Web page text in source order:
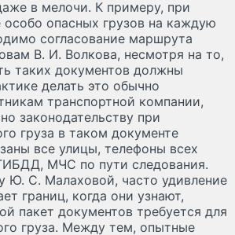
в мелочи. К примеру, при
особо опасных грузов на каждую
согласование маршрута
В. И. Волкова, несмотря на то,
таких документов должны
делать это обычно
транспортной компании,
законодательству при
груза в таком документе
все улицы, телефоны всех
МЧС по пути следования.
Ю. С. Малаховой, часто удивление
границ, когда они узнают,
пакет документов требуется для
груза. Между тем, опытные